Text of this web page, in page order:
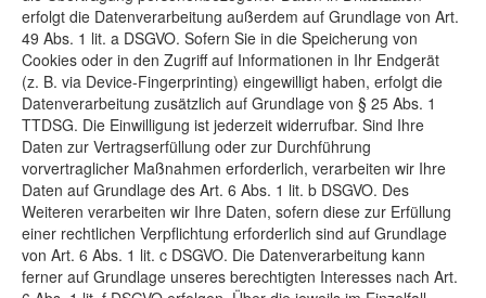
erfolgt die Datenverarbeitung außerdem auf Grundlage von Art.
49 Abs. 1 lit. a DSGVO. Sofern Sie in die Speicherung von
Cookies oder in den Zugriff auf Informationen in Ihr Endgerät
(z. B. via Device-Fingerprinting) eingewilligt haben, erfolgt die
Datenverarbeitung zusätzlich auf Grundlage von § 25 Abs. 1
TTDSG. Die Einwilligung ist jederzeit widerrufbar. Sind Ihre
Daten zur Vertragserfüllung oder zur Durchführung
vorvertraglicher Maßnahmen erforderlich, verarbeiten wir Ihre
Daten auf Grundlage des Art. 6 Abs. 1 lit. b DSGVO. Des
Weiteren verarbeiten wir Ihre Daten, sofern diese zur Erfüllung
einer rechtlichen Verpflichtung erforderlich sind auf Grundlage
von Art. 6 Abs. 1 lit. c DSGVO. Die Datenverarbeitung kann
ferner auf Grundlage unseres berechtigten Interesses nach Art.